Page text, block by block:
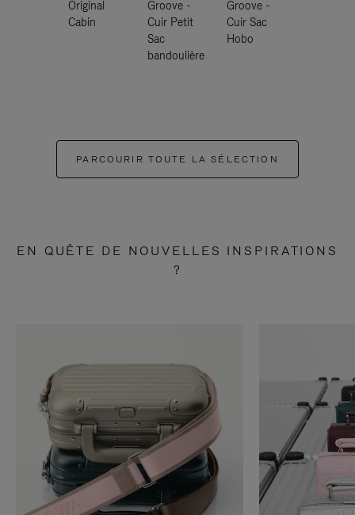
Original
Cabin
Groove -
Cuir Petit
Sac
bandoulière
Groove -
Cuir Sac
Hobo
PARCOURIR TOUTE LA SÉLECTION
EN QUÊTE DE NOUVELLES INSPIRATIONS
?